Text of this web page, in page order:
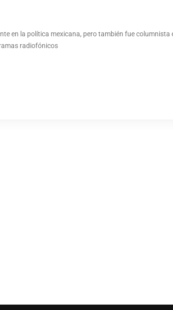
en la política mexicana, pero también fue columnista
radiofónicos